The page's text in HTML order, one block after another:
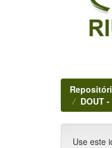
DOUT
Use este